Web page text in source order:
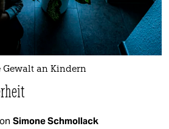
Gewalt an Kindern
Simone Schmollack